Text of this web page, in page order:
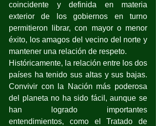
coincidente y definida en materia
exterior de los gobiernos en turno
permitieron librar, con mayor o menor
éxito, los amagos del vecino del norte y
mantener una relación de respeto.
Históricamente, la relación entre los dos
países ha tenido sus altas y sus bajas.
Convivir con la Nación más poderosa
del planeta no ha sido fácil, aunque se
han logrado importantes
entendimientos, como el Tratado de